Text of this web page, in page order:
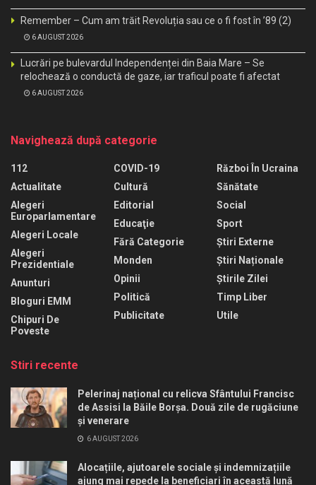
Remember – Cum am trăit Revoluția sau ce o fi fost în ’89 (2)
6 AUGUST 2026
Lucrări pe bulevardul Independenței din Baia Mare – Se
relochează o conductă de gaze, iar traficul poate fi afectat
6 AUGUST 2026
Navighează după categorie
112
Actualitate
Alegeri
Europarlamentare
Alegeri Locale
Alegeri
Prezidentiale
Anunturi
Bloguri EMM
Chipuri De
Poveste
COVID-19
Cultură
Editorial
Educaţie
Fără Categorie
Monden
Opinii
Politică
Publicitate
Război În Ucraina
Sănătate
Social
Sport
Știri Externe
Știri Naționale
Știrile Zilei
Timp Liber
Utile
Stiri recente
Pelerinaj național cu relicva Sfântului Francisc
de Assisi la Băile Borșa. Două zile de rugăciune
și venerare
6 AUGUST 2026
Alocațiile, ajutoarele sociale și indemnizațiile
ajung mai repede la beneficiari în această lună